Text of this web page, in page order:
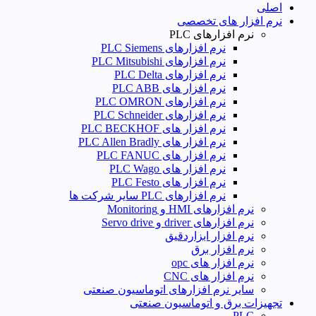
اصلی
نرم افزار های تخصصی
نرم افزارهای PLC
نرم افزارهای PLC Siemens
نرم افزارهای PLC Mitsubishi
نرم‌ افزارهای PLC Delta
نرم افزار های PLC ABB
نرم افزارهای PLC OMRON
نرم افزارهای PLC Schneider
نرم افزار های PLC BECKHOF
نرم افزار های PLC Allen Bradly
نرم افزار های PLC FANUC
نرم افزار های PLC Wago
نرم افزار های PLC Festo
نرم افزارهای PLC سایر شرکت ها
نرم افزارهای HMI و Monitoring
نرم افزارهای driver و Servo drive
نرم افزار ابزاردقیق
نرم افزار برق
نرم افزار های opc
نرم افزار های CNC
سایر نرم افزارهای اتوماسیون صنعتی
تجهیزات برق و اتوماسیون صنعتی